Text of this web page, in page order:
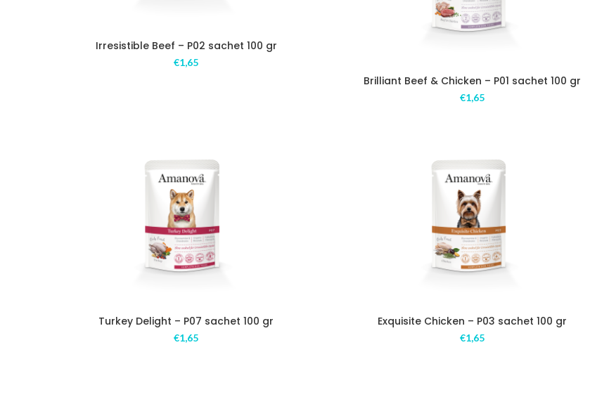
Irresistible Beef – P02 sachet 100 gr
€1,65
Brilliant Beef & Chicken – P01 sachet 100 gr
€1,65
Turkey Delight – P07 sachet 100 gr
€1,65
Exquisite Chicken – P03 sachet 100 gr
€1,65